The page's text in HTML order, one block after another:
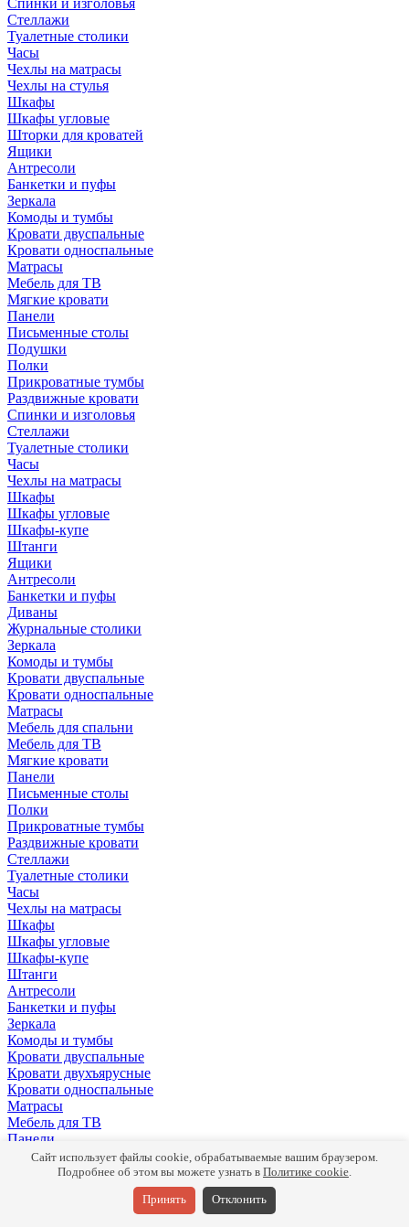
Стеллажи
Туалетные столики
Часы
Чехлы на матрасы
Чехлы на стулья
Шкафы
Шкафы угловые
Шторки для кроватей
Ящики
Антресоли
Банкетки и пуфы
Зеркала
Комоды и тумбы
Кровати двуспальные
Кровати односпальные
Матрасы
Мебель для ТВ
Мягкие кровати
Панели
Письменные столы
Подушки
Полки
Прикроватные тумбы
Раздвижные кровати
Спинки и изголовья
Стеллажи
Туалетные столики
Часы
Чехлы на матрасы
Шкафы
Шкафы угловые
Шкафы-купе
Штанги
Ящики
Антресоли
Банкетки и пуфы
Диваны
Журнальные столики
Зеркала
Комоды и тумбы
Кровати двуспальные
Кровати односпальные
Матрасы
Мебель для спальни
Мебель для ТВ
Мягкие кровати
Панели
Письменные столы
Полки
Прикроватные тумбы
Раздвижные кровати
Стеллажи
Туалетные столики
Часы
Чехлы на матрасы
Шкафы
Шкафы угловые
Шкафы-купе
Штанги
Антресоли
Банкетки и пуфы
Зеркала
Комоды и тумбы
Кровати двуспальные
Кровати двухъярусные
Кровати односпальные
Матрасы
Мебель для ТВ
Панели
Письменные столы
Подушки
Прикроватные тумбы
Сайт использует файлы cookie, обрабатываемые вашим браузером.
Подробнее об этом вы можете узнать в Политике cookie.
Принять Отклонить